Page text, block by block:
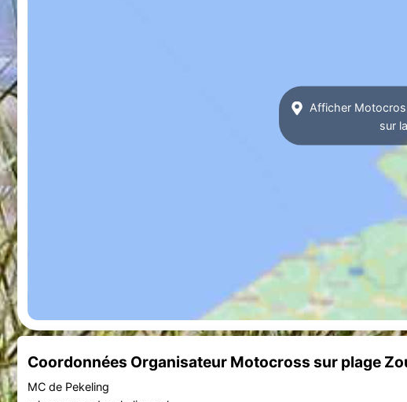
Afficher
sur
Coordonnées Organisateur Motocross sur plage
MC de Pekeling